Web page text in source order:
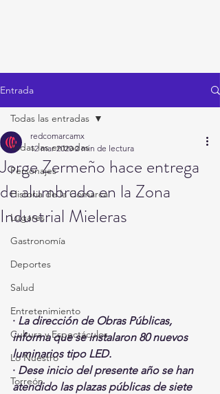
Entrada
Todas las entradas
Personajes
Historia de la Comarca
Lugares
Gastronomía
Deportes
Salud
Entretenimiento
Cultura y Espectáculos
Lo Nuestro
Torreón
Todas las entradas
Jorge Zermeño hace entrega
de alumbrado en la Zona
Industrial Mieleras
redcomarcamx
12 mar 2020 2 min de lectura
· La dirección de Obras Públicas,
informa que se instalaron 80 nuevos
luminarios tipo LED.
· Dese inicio del presente año se han
atendido las plazas públicas de siete